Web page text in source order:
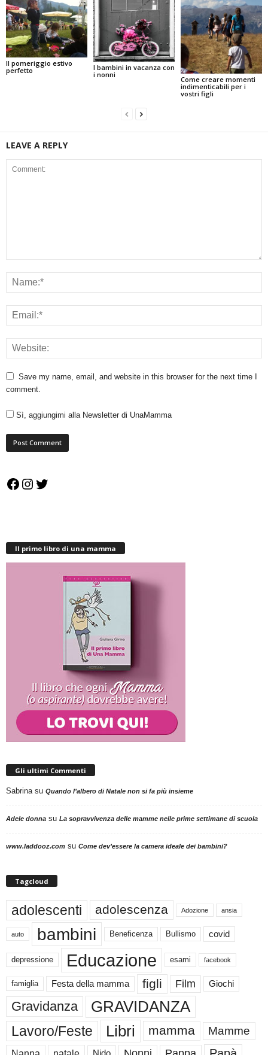
Il pomeriggio estivo
perfetto
I bambini in vacanza con
i nonni
Come creare momenti
indimenticabili per i
vostri figli
LEAVE A REPLY
Save my name, email, and website in this browser for the next time I
comment.
Sì, aggiungimi alla Newsletter di UnaMamma
Facebook
Instagram
Twitter
Il primo libro di una mamma
Gli ultimi Commenti
Sabrina su Quando l’albero di Natale non si fa più insieme
Adele donna su La sopravvivenza delle mamme nelle prime settimane di scuola
www.laddooz.com su Come dev’essere la camera ideale dei bambini?
Tagcloud
adolescenti adolescenza Adozione ansia
auto bambini Beneficenza Bullismo covid
depressione Educazione esami facebook
famiglia Festa della mamma figli Film Giochi
Gravidanza GRAVIDANZA
Lavoro/Feste Libri mamma Mamme